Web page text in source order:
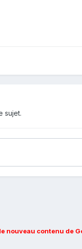
sujet.
nouveau contenu de